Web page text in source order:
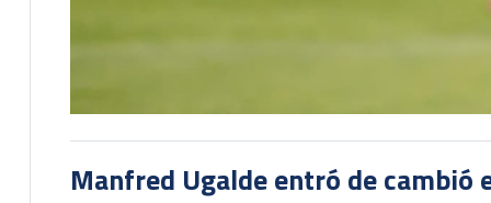
Manfred Ugalde entró de cambió